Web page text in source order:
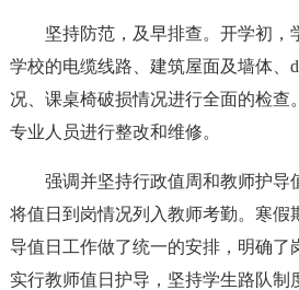
坚持防范，及早排查。开学初，
学校的电缆线路、建筑屋面及墙体、
况、课桌椅破损情况进行全面的检查
专业人员进行整改和维修。
强调并坚持行政值周和教师护导
将值日到岗情况列入教师考勤。寒假
导值日工作做了统一的安排，明确了
实行教师值日护导，坚持学生路队制